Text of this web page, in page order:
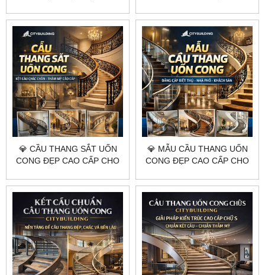
NHÀ PHỐ CITYBUILDING
KHÁCH SẠN CITYBUILDING
💎 CẦU THANG SẮT UỐN
CONG ĐẸP CAO CẤP CHO
SẠN CITYBUILDING
💎 MẪU CẦU THANG UỐN
CONG ĐẸP CAO CẤP CHO
SẠN CITYBUILDING